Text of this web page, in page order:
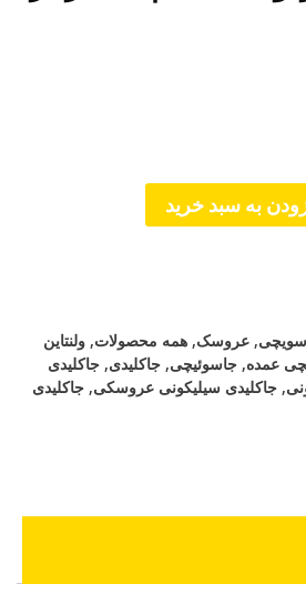
به سبد خرید
, عروسک, همه محصولات, ولنتاین
عمده, جاسوئیچی, جاکلیدی, جاکلیدی
, جاکلیدی سیلیکونی عروسکی, جاکلیدی